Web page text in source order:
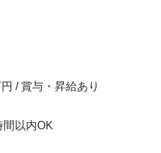
/ 賞与・昇給あり
間以内OK